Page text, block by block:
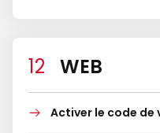
WEB
Activer le code de